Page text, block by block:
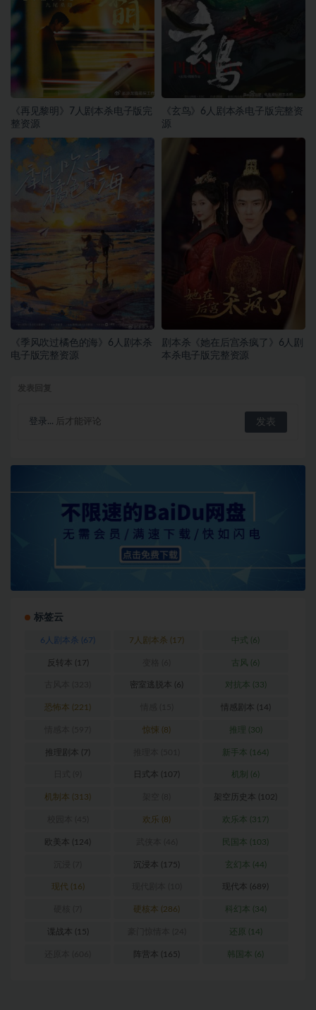
《再见黎明》7人剧本杀电子版完
整资源
《玄鸟》6人剧本杀电子版完整资
源
《季风吹过橘色的海》6人剧本杀
电子版完整资源
剧本杀《她在后宫杀疯了》6人剧
本杀电子版完整资源
登录... 后才能评论
标签云
6人剧本杀 (67) 7人剧本杀 (17) 中式 (6)
反转本 (17) 古风 (6)
密室逃脱本 (6) 对抗本 (33)
恐怖本 (221) 情感剧本 (14)
惊悚 (8) 推理 (30)
推理剧本 (7) 新手本 (164)
日式本 (107) 机制 (6)
机制本 (313) 架空历史本 (102)
欢乐 (8) 欢乐本 (317)
欧美本 (124) 民国本 (103)
沉浸本 (175) 玄幻本 (44)
现代 (16) 现代本 (689)
硬核本 (286) 科幻本 (34)
谍战本 (15) 还原 (14)
阵营本 (165) 韩国本 (6)